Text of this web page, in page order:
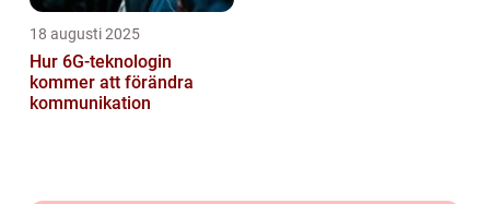
18 augusti 2025
Hur 6G-teknologin
kommer att förändra
kommunikation